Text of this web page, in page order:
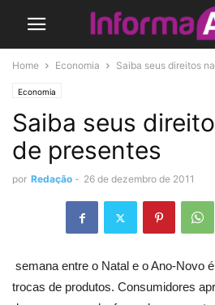
Home Economia Saiba seus direitos
Economia
Saiba seus
de presentes
por Redação - 26 de dezembro de 2011
semana entre o Natal e o Ano-Novo
trocas de produtos. Consumidores